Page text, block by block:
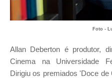
Foto -
Allan Deberton é produtor,
Cinema na Universidade
Dirigiu os premiados 'Doce